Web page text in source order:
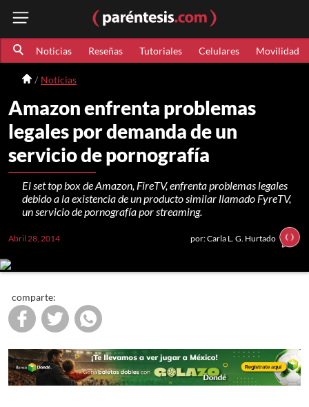
Noticias Reseñas Tutoriales Celulares Movilidad
Noticias
Amazon enfrenta problemas
legales por demanda de un
servicio de pornografía
El set top box de Amazon, FireTV, enfrenta problemas legales
debido a la existencia de un producto similar llamado FyreTV,
un servicio de pornografía por streaming.
Abril 28, 2014 por: Carla L. G. Hurtado
comparte: